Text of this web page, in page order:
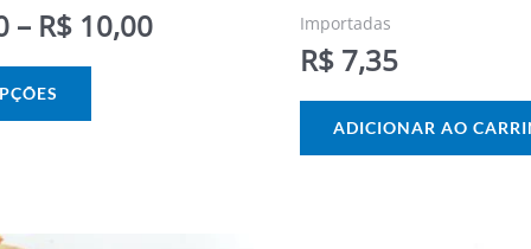
– R$10,00 Importadas
R$ 7,35
ADICIONAR AO